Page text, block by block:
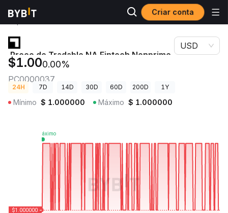
Criar conta
Preços de
Preço de Tradable NA Fintech Nonprime Lender
Preço de Tradable NA Fintech Nonprime
Lender SSTN
PC0000037
$1.000.00%
USD
24H 7D 14D 30D 60D 200D 1Y
Mínimo $ 1.000000 Máximo $ 1.000000